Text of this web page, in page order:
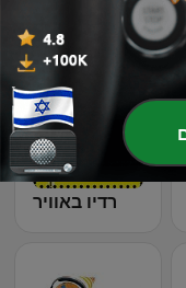
רדיו באוויר